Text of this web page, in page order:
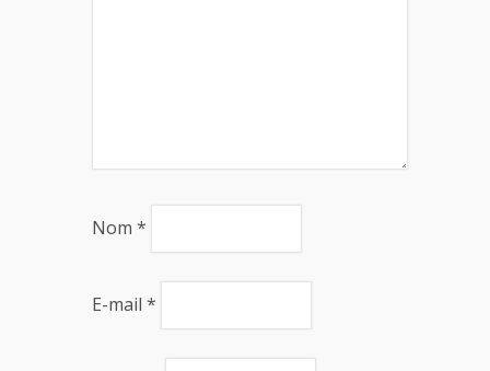
Nom *
E-mail *